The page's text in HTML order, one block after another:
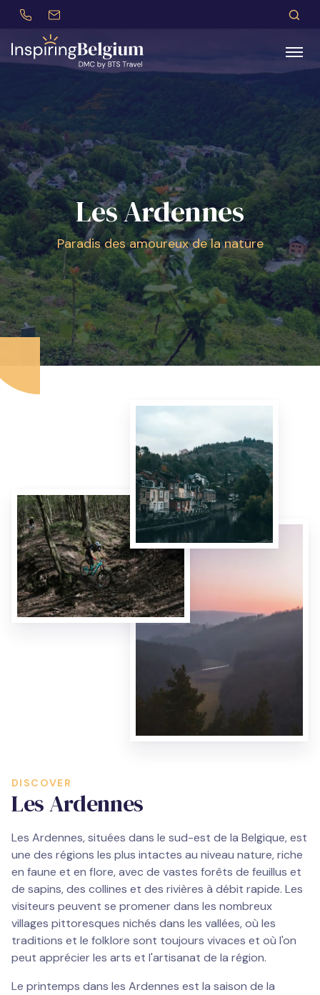
+32 (0)479 30 77 62 FR
Les Ardennes
Paradis des amoureux de la nature
DISCOVER
Les Ardennes
Les Ardennes, situées dans le sud-est de la Belgique, est
une des régions les plus intactes au niveau nature, riche
en faune et en flore, avec de vastes forêts de feuillus et
de sapins, des collines et des rivières à débit rapide. Les
visiteurs peuvent se promener dans les nombreux
villages pittoresques nichés dans les vallées, où les
traditions et le folklore sont toujours vivaces et où l'on
peut apprécier les arts et l'artisanat de la région.
Le printemps dans les Ardennes est la saison de la